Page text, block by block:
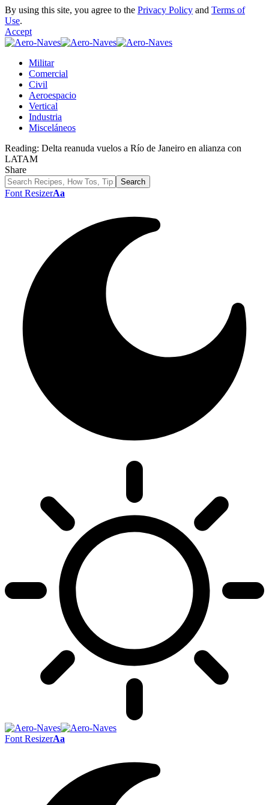
By using this site, you agree to the Privacy Policy and Terms of
Use.
Accept
Militar
Comercial
Civil
Aeroespacio
Vertical
Industria
Misceláneos
Reading: Delta reanuda vuelos a Río de Janeiro en alianza con
LATAM
Share
Font ResizerAa
Font ResizerAa